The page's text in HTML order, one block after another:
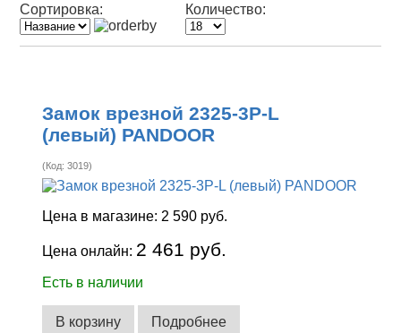
Сортировка: Количество:
Замок врезной 2325-3Р-L
(левый) PANDOOR
(Код:3019)
Цена в магазине:2 590 руб.
Цена онлайн: 2 461 руб.
Есть в наличии
В корзину Подробнее